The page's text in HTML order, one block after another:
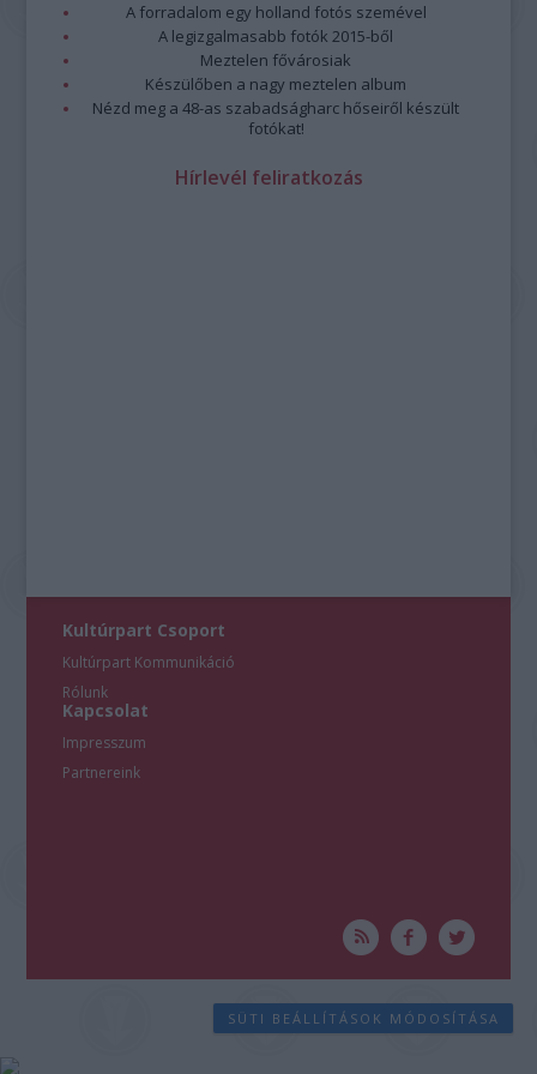
A forradalom egy holland fotós szemével
A legizgalmasabb fotók 2015-ből
Meztelen fővárosiak
Készülőben a nagy meztelen album
Nézd meg a 48-as szabadságharc hőseiről készült
fotókat!
Hírlevél feliratkozás
Kultúrpart Csoport
Kultúrpart Kommunikáció
Rólunk
Kapcsolat
Impresszum
Partnereink
SÜTI BEÁLLÍTÁSOK MÓDOSÍTÁSA